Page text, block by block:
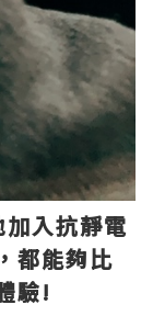
入抗靜電
都能夠比
驗!